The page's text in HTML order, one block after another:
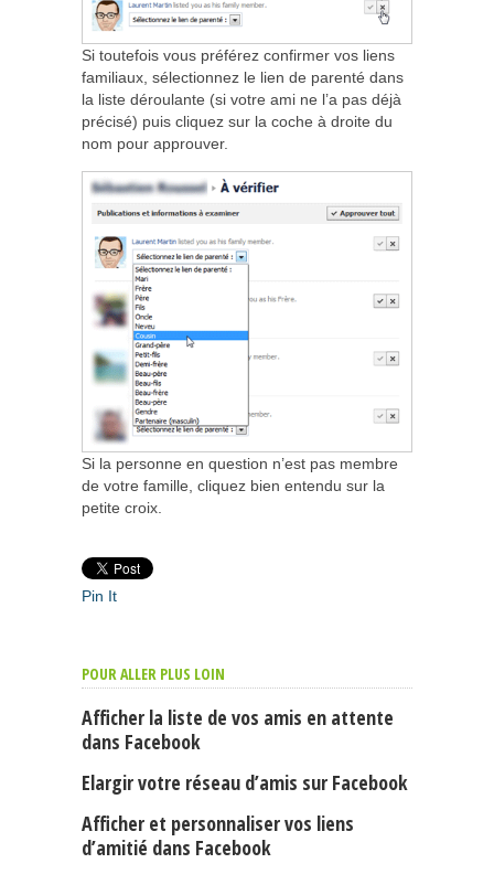
Si toutefois vous préférez confirmer vos liens
familiaux, sélectionnez le lien de parenté dans
la liste déroulante (si votre ami ne l’a pas déjà
précisé) puis cliquez sur la coche à droite du
nom pour approuver.
Si la personne en question n’est pas membre
de votre famille, cliquez bien entendu sur la
petite croix.
Pin It
POUR ALLER PLUS LOIN
Afficher la liste de vos amis en attente
dans Facebook
Elargir votre réseau d’amis sur Facebook
Afficher et personnaliser vos liens
d’amitié dans Facebook